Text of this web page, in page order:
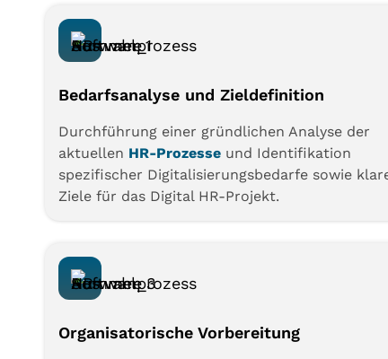
Bedarfsanalyse und Zieldefinition
Durchführung einer gründlichen Analyse der
aktuellen HR-Prozesse und Identifikation
spezifischer Digitalisierungsbedarfe sowie
Ziele für das Digital HR-Projekt.
Organisatorische Vorbereitung